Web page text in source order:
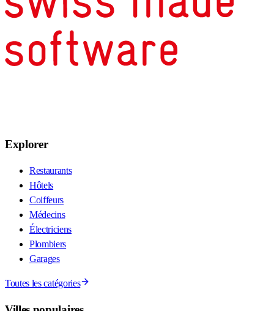
Explorer
Restaurants
Hôtels
Coiffeurs
Médecins
Électriciens
Plombiers
Garages
Toutes les catégories